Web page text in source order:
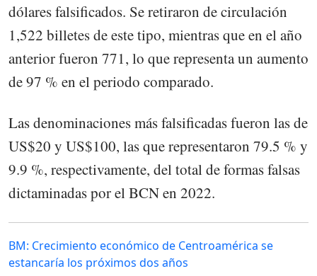
dólares falsificados. Se retiraron de circulación
1,522 billetes de este tipo, mientras que en el año
anterior fueron 771, lo que representa un aumento
de 97 % en el periodo comparado.
Las denominaciones más falsificadas fueron las de
US$20 y US$100, las que representaron 79.5 % y
9.9 %, respectivamente, del total de formas falsas
dictaminadas por el BCN en 2022.
BM: Crecimiento económico de Centroamérica se
estancaría los próximos dos años